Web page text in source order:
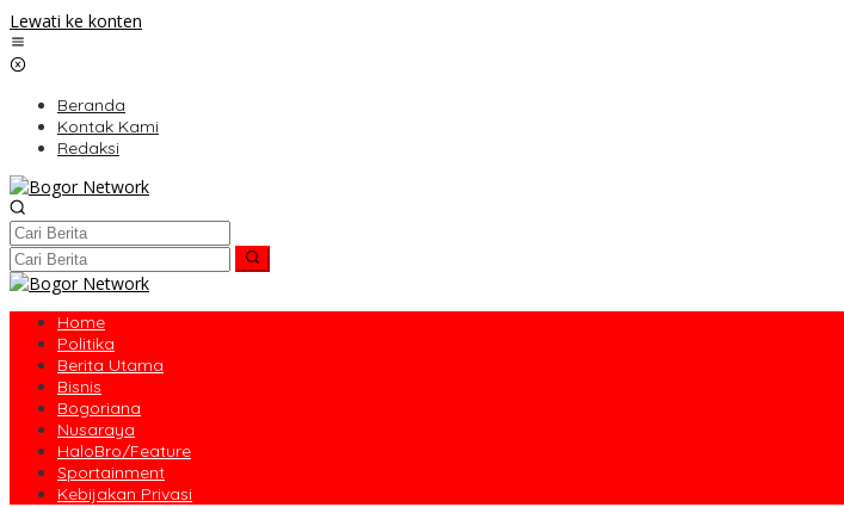
Lewati ke konten
Beranda
Kontak Kami
Redaksi
Home
Politika
Berita Utama
Bisnis
Bogoriana
Nusaraya
HaloBro/Feature
Sportainment
Kebijakan Privasi